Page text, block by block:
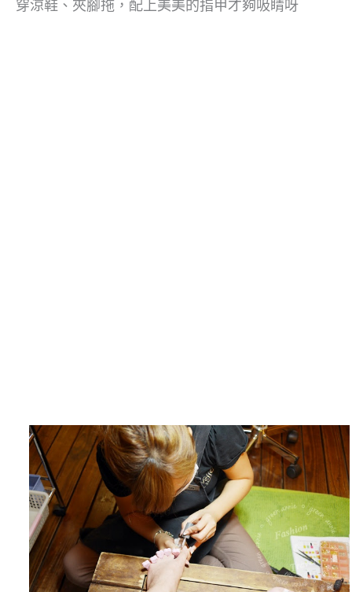
穿涼鞋、夾腳拖，配上美美的指甲才夠吸睛呀